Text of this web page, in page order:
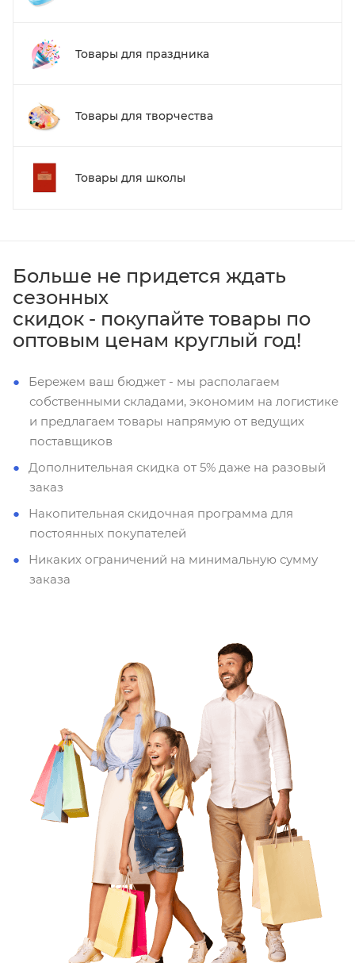
Товары для праздника
Товары для творчества
Товары для школы
Больше не придется ждать
сезонных
скидок - покупайте товары по
оптовым ценам круглый год!
Бережем ваш бюджет - мы располагаем
собственными складами, экономим на логистике
и предлагаем товары напрямую от ведущих
поставщиков
Дополнительная скидка от 5% даже на разовый
заказ
Накопительная скидочная программа для
постоянных покупателей
Никаких ограничений на минимальную сумму
заказа